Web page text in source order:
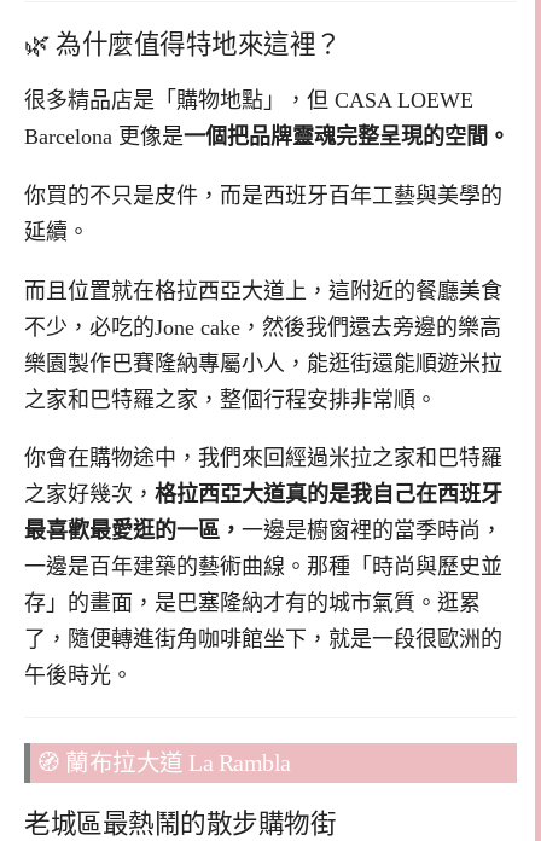
🌿 為什麼值得特地來這裡？
很多精品店是「購物地點」，但 CASA LOEWE
Barcelona 更像是一個把品牌靈魂完整呈現的空間。
你買的不只是皮件，而是西班牙百年工藝與美學的
延續。
而且位置就在格拉西亞大道上，這附近的餐廳美食
不少，必吃的Jone cake，然後我們還去旁邊的樂高
樂園製作巴賽隆納專屬小人，能逛街還能順遊米拉
之家和巴特羅之家，整個行程安排非常順。
你會在購物途中，我們來回經過米拉之家和巴特羅
之家好幾次， 格拉西亞大道真的是我自己在西班牙
最喜歡最愛逛的一區， 一邊是櫥窗裡的當季時尚，
一邊是百年建築的藝術曲線。那種「時尚與歷史並
存」的畫面，是巴塞隆納才有的城市氣質。逛累
了，隨便轉進街角咖啡館坐下，就是一段很歐洲的
午後時光。
🧭 蘭布拉大道 La Rambla
老城區最熱鬧的散步購物街